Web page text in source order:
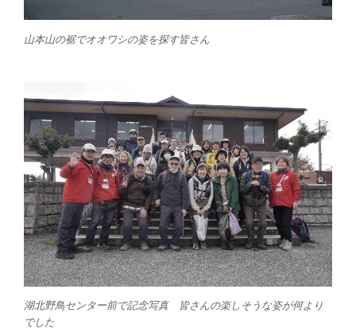
山本山の裾でオオワシの姿を探す皆さん
湖北野鳥センター前で記念写真 皆さんの楽しそうな姿が何より
でした